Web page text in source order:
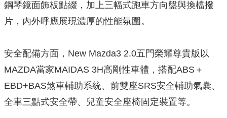
鋼琴鏡面飾板點綴，加上三幅式跑車方向盤與換檔撥
片，內外呼應展現濃厚的性能氛圍。
安全配備方面，New Mazda3 2.0五門榮耀尊貴版以
MAZDA當家MAIDAS 3H高剛性車體，搭配ABS＋
EBD+BAS煞車輔助系統、前雙座SRS安全輔助氣囊、
全車三點式安全帶、兒童安全座椅固定裝置等。